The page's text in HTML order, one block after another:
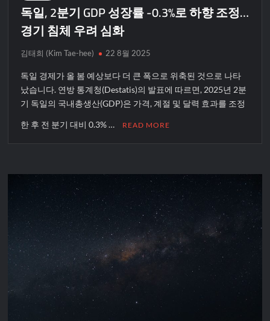
독일, 2분기 GDP 성장률 -0.3%로 하향 조정…
경기 침체 우려 심화
김태희 (Kim Tae-hee) 22 8월 2025
독일 경제가 올 봄 예상보다 더 큰 폭으로 위축된 것으로 나타
났습니다. 연방 통계청(Destatis)의 발표에 따르면, 2025년 2분
기 독일의 국내총생산(GDP)은 가격, 계절 및 달력 효과를 조정
한 후 전 분기 대비 0.3% … READ MORE